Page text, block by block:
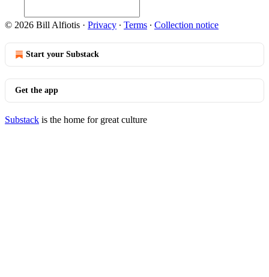
© 2026 Bill Alfiotis · Privacy ∙ Terms ∙ Collection notice
Start your Substack
Get the app
Substack is the home for great culture